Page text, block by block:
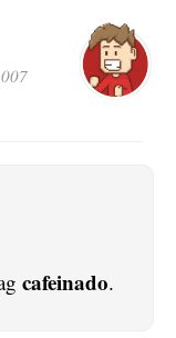
cafeinado.